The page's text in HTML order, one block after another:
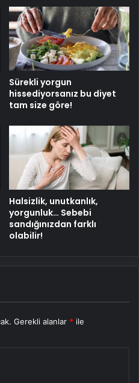
Sürekli yorgun
hissediyorsanız bu diyet
tam size göre!
Halsizlik, unutkanlık,
yorgunluk… Sebebi
sandığınızdan farklı
olabilir!
Gerekli alanlar * ile